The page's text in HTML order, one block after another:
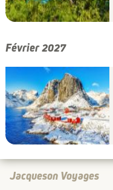
Février 2027
Jacqueson Voyages